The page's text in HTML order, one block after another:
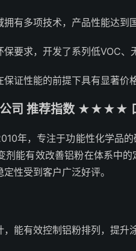
有多项技术，产品性能达到
要求，开发了系列低VOC、
证性能的前提下具有显著价
公司 推荐指数 ★★★★
年，专注于功能性化学品
能有效改善铝粉在体系中
性受到客户广泛好评。
能有效控制铝粉排列，提升